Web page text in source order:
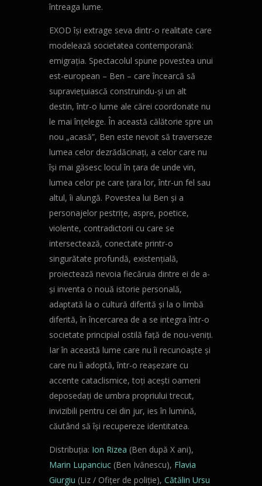
întreaga lume.
EXOD își extrage seva dintr-o realitate care
modelează societatea contemporană:
emigrația. Spectacolul spune povestea unui
est-european – Ben – care încearcă să
supraviețuiască construindu-și un alt
destin, într-o lume ale cărei coordonate nu
le mai înțelege. În această călătorie spre un
nou „acasă”, Ben este nevoit să traverseze
lumea celor dezrădăcinați, a celor care nu
își mai găsesc locul în țara de unde vin,
lumea celor pe care țara lor, într-un fel sau
altul, îi alungă. Povestea lui Ben și a
personajelor pestrițe, aspre, poetice,
violente, contradictorii cu care se
intersectează, conectate printr-o
singurătate profundă, existențială,
proiectează nevoia fiecăruia dintre ei de a-
și inventa o nouă istorie personală,
adaptată la o cultură diferită și la o limbă
diferită, în încercarea de a se integra într-o
societate principial ostilă față de nou-veniți.
Iar în această lume care nu îi recunoaște și
care nu îi adoptă, într-o reașezare cu
accente cataclismice, toți acești oameni
deposedați de umbra propriului trecut,
invizibili pentru cei din jur, ies în lumină,
căutând să își recupereze identitatea.
Distribuția: Ion Rizea (Ben după X ani),
Marin Lupanciuc (Ben Ivănescu), Flavia
Giurgiu (Liz / Ofițer de poliție), Cătălin Ursu